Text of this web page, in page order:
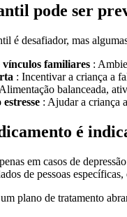
pode ser
é desafiador, mas
familiares :
: Incentivar a criança a
balanceada,
: Ajudar a criança
é
em casos de
de pessoas
plano de tratamento